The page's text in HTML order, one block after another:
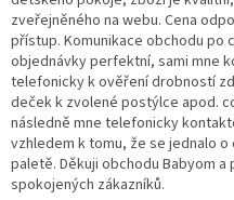
zveřejněného na webu. Cena
přístup. Komunikace obchodu po
objednávky perfektní, sami mne
telefonicky k ověření drobností
deček k zvolené postýlce apod.
následně mne telefonicky
vzhledem k tomu, že se jednalo
paletě. Děkuji obchodu Babyom a
spokojených zákazníků.